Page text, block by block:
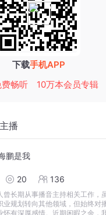
下载手机APP
畅听
10万本会员专辑
播
鹏是我
20 136
曾长期从事播音主持相关工作，
业规划转向其他领域，但始终对
怀有深厚感情。近期闲暇之余，